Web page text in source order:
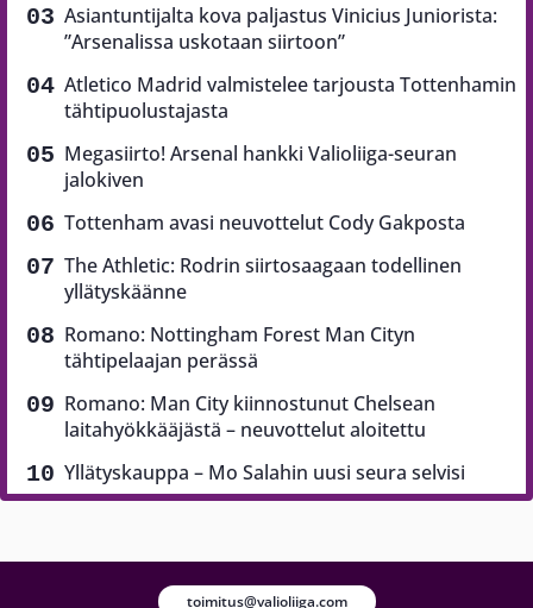
Asiantuntijalta kova paljastus Vinicius Juniorista:
”Arsenalissa uskotaan siirtoon”
Atletico Madrid valmistelee tarjousta Tottenhamin
tähtipuolustajasta
Megasiirto! Arsenal hankki Valioliiga-seuran
jalokiven
Tottenham avasi neuvottelut Cody Gakposta
The Athletic: Rodrin siirtosaagaan todellinen
yllätyskäänne
Romano: Nottingham Forest Man Cityn
tähtipelaajan perässä
Romano: Man City kiinnostunut Chelsean
laitahyökkääjästä – neuvottelut aloitettu
Yllätyskauppa – Mo Salahin uusi seura selvisi
toimitus@valioliiga.com